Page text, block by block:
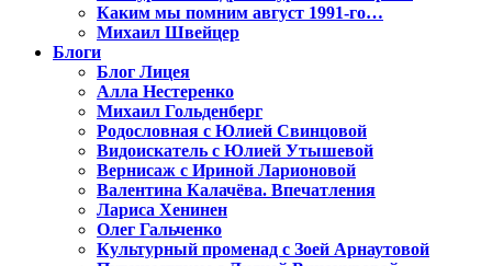
Каким мы помним август 1991-го…
Михаил Швейцер
Блоги
Блог Лицея
Алла Нестеренко
Михаил Гольденберг
Родословная с Юлией Свинцовой
Видоискатель с Юлией Утышевой
Вернисаж с Ириной Ларионовой
Валентина Калачёва. Впечатления
Лариса Хенинен
Олег Гальченко
Культурный променад с Зоей Арнаутовой